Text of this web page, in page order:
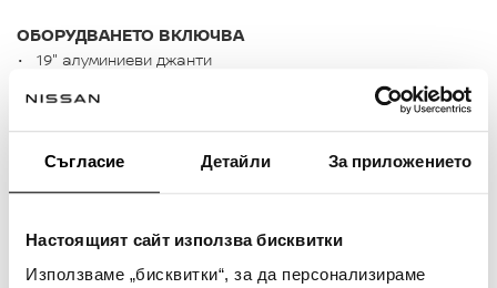
Съгласие Детайли За приложението
Настоящият сайт използва бисквитки
Използваме „бисквитки“, за да персонализираме
ОБОРУДВАНЕТО ВКЛЮЧВА
19" алуминиеви джанти
Тапицерия на седалките от синтетична кожа Tekna
Адаптивни Bi-LED фарове - къси и дълги
Електрическо управление на седалката на водача в
ПОКАЖИ (5